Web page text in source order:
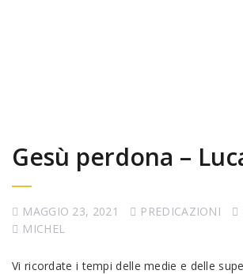
Gesù perdona –
MAGGIO 23, 2021 PREDICAZIONI
MICHEL
Vi ricordate i tempi delle medie e delle